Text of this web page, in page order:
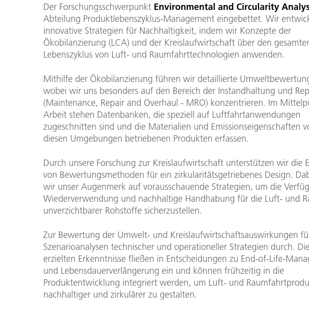
Der Forschungsschwerpunkt Environmental and Circularity
Abteilung Produktlebenszyklus-Management eingebettet. Wir
innovative Strategien für Nachhaltigkeit, indem wir Konzepte der
Ökobilanzierung (LCA) und der Kreislaufwirtschaft über den
Lebenszyklus von Luft- und Raumfahrttechnologien anwenden.
Mithilfe der Ökobilanzierung führen wir detaillierte
wobei wir uns besonders auf den Bereich der Instandhaltung und
(Maintenance, Repair and Overhaul - MRO) konzentrieren. Im
Arbeit stehen Datenbanken, die speziell auf Luftfahrtanwendungen
zugeschnitten sind und die Materialien und Emissionseigenschaften
diesen Umgebungen betriebenen Produkten erfassen.
Durch unsere Forschung zur Kreislaufwirtschaft unterstützen wir die
von Bewertungsmethoden für ein zirkularitätsgetriebenes Design.
wir unser Augenmerk auf vorausschauende Strategien, um die
Wiederverwendung und nachhaltige Handhabung für die Luft- und
unverzichtbarer Rohstoffe sicherzustellen.
Zur Bewertung der Umwelt- und Kreislaufwirtschaftsauswirkungen
Szenarioanalysen technischer und operationeller Strategien durch.
erzielten Erkenntnisse fließen in Entscheidungen zu End-of-Life-
und Lebensdauerverlängerung ein und können frühzeitig in die
Produktentwicklung integriert werden, um Luft- und
nachhaltiger und zirkulärer zu gestalten.